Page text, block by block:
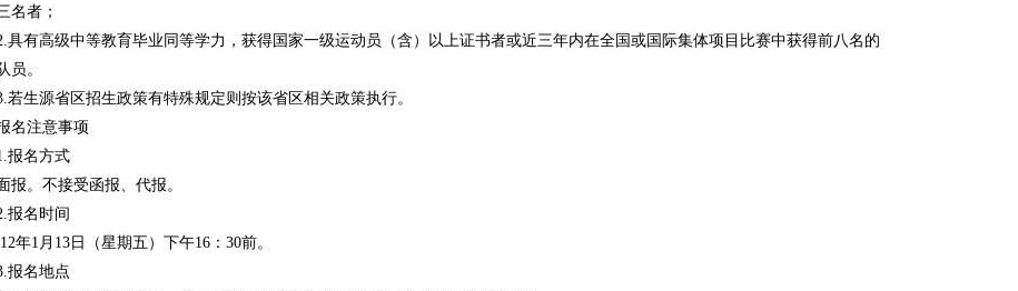
名者；
具有高级中等教育毕业同等学力，获得国家一级运动员（含）以上证书者或近三年内在全国或国际集体项目比赛中获得前八名的
员。
若生源省区招生政策有特殊规定则按该省区相关政策执行。
名注意事项
报名方式
。不接受函报、代报。
报名时间
年1月13日（星期五）下午16：30前。
报名地点